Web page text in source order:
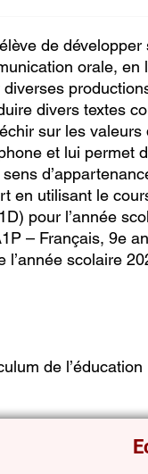
de
orale, en
diverses
divers textes
sur les
et lui permet
en utilisant le
pour l’année
– Français, 9e
l’année scolaire
de l’éducation